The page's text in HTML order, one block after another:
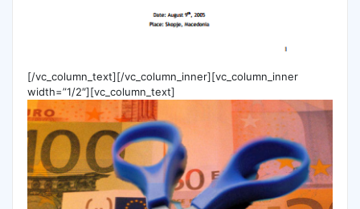
[/vc_column_text][/vc_column_inner][vc_column_inner
width=”1/2″][vc_column_text]